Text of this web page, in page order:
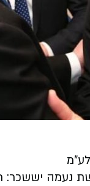
נעמה יששכר: